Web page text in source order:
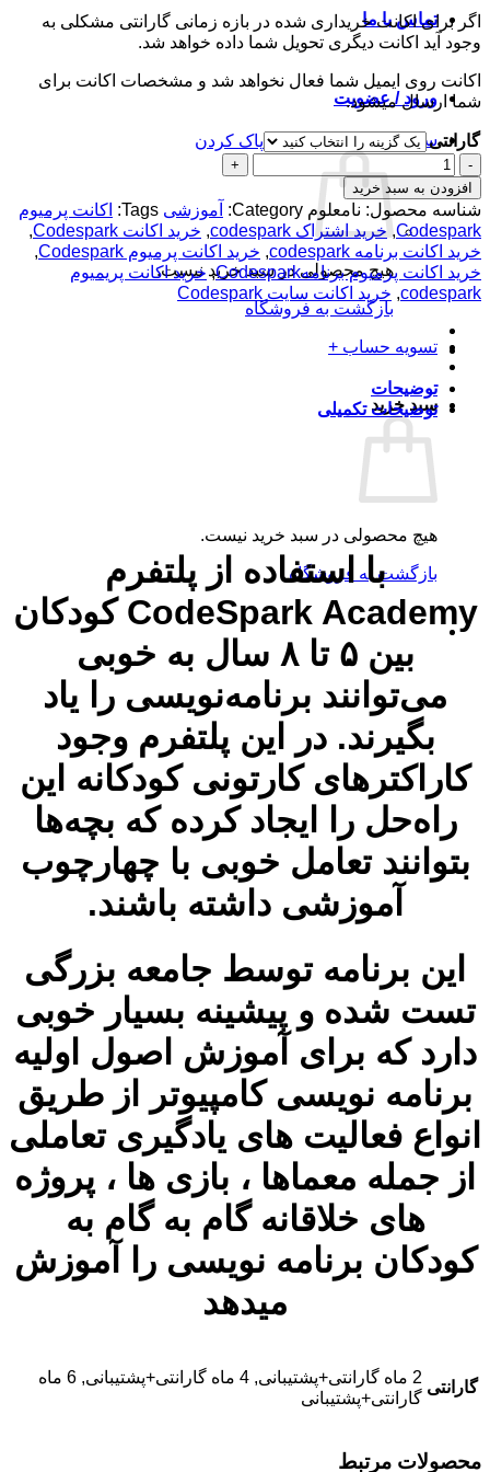
تماس با ما
ورود / عضویت
سبد خرید / تومان 0
هیچ محصولی در سبد خرید نیست.
بازگشت به فروشگاه
تسویه حساب +
سبد خرید
هیچ محصولی در سبد خرید نیست.
بازگشت به فروشگاه
تومان189,000
اگر برای اکانت خریداری شده در بازه زمانی گارانتی مشکلی به
وجود آید اکانت دیگری تحویل شما داده خواهد شد.
اکانت روی ایمیل شما فعال نخواهد شد و مشخصات اکانت برای
شما ارسال میشود.
گارانتی
پاک کردن
اکانت
پرمیوم
Codespark
عدد
افزودن به سبد خرید
شناسه محصول: نامعلوم Category: آموزشی Tags:
اکانت پرمیوم
Codespark
, خرید اشتراک codespark , خرید اکانت Codespark
,
خرید اکانت برنامه codespark
, خرید اکانت پرمیوم Codespark
,
خرید اکانت پرمیوم برنامهCodespark
,خرید اکانت پریمیوم
codespark
, خرید اکانت سایت Codespark
توضیحات
توضیحات تکمیلی
با استفاده از پلتفرم
CodeSpark Academy کودکان
بین ۵ تا ۸ سال به خوبی
می‌توانند برنامه‌نویسی را یاد
بگیرند. در این پلتفرم وجود
کاراکترهای کارتونی کودکانه این
راه‌حل را ایجاد کرده که بچه‌ها
بتوانند تعامل خوبی با چهارچوب
آموزشی داشته باشند.
این برنامه توسط جامعه بزرگی
تست شده و پیشینه بسیار خوبی
دارد که برای آموزش اصول اولیه
برنامه نویسی کامپیوتر از طریق
انواع فعالیت های یادگیری تعاملی
از جمله معماها ، بازی ها ، پروژه
های خلاقانه گام به گام به
کودکان برنامه نویسی را آموزش
میدهد
گارانتی
2 ماه گارانتی+پشتیبانی, 4 ماه گارانتی+پشتیبانی, 6 ماه
گارانتی+پشتیبانی
محصولات مرتبط